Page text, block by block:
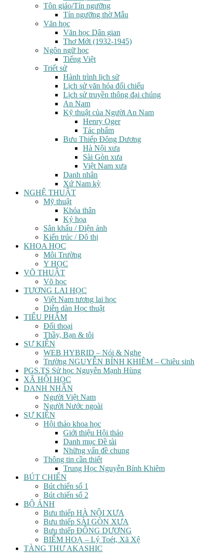
Tôn giáo/Tín ngưỡng
Tín ngưỡng thờ Mẫu
Văn học
Văn học Dân gian
Thơ Mới (1932-1945)
Ngôn ngữ học
Tiếng Việt
Triết sử
Hành trình lịch sử
Lịch sử văn hóa đối chiếu
Lịch sử truyền thông đại chúng
An Nam
Kỹ thuật của Người An Nam
Henry Oger
Tác phẩm
Bưu Thiếp Đông Dương
Hà Nội xưa
Sài Gòn xưa
Việt Nam xưa
Danh nhân
Xứ Nam kỳ
NGHỆ THUẬT
Mỹ thuật
Khỏa thân
Ký họa
Sân khấu / Điện ảnh
Kiến trúc / Đô thị
KHOA HỌC
Môi Trường
Y HỌC
VÕ THUẬT
Võ học
TƯƠNG LAI HỌC
Việt Nam tương lai học
Diễn dàn Học thuật
TIỂU PHẨM
Đối thoại
Thầy, Bạn & tôi
SỰ KIỆN
WEB HYBRID – Nói & Nghe
Trường NGUYỄN BỈNH KHIÊM – Chiêu sinh
PGS.TS Sử học Nguyễn Mạnh Hùng
XÃ HỘI HỌC
DANH NHÂN
Người Việt Nam
Người Nước ngoài
SỰ KIỆN
Hội thảo khoa học
Giới thiệu Hội thảo
Danh mục Đề tài
Những vấn đề chung
Thông tin cần thiết
Trung Học Nguyễn Bỉnh Khiêm
BÚT CHIẾN
Bút chiến số 1
Bút chiến số 2
BỘ ẢNH
Bưu thiếp HÀ NỘI XƯA
Bưu thiếp SÀI GÒN XƯA
Bưu thiếp ĐÔNG DƯƠNG
BIẾM HOẠ – Lý Toét, Xã Xệ
TÀNG THƯ AKASHIC